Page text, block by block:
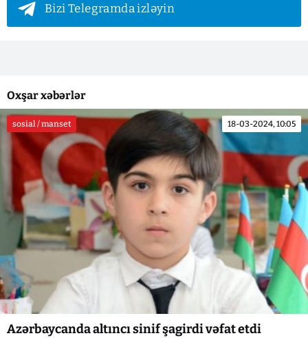
Bizi Telegramda izləyin
Oxşar xəbərlər
sosial / manset 18-03-2024, 10:05
Azərbaycanda altıncı sinif şagirdi vəfat etdi